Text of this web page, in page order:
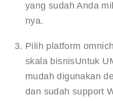
yang sudah Anda
nya.
Pilih platform
skala bisnisUntuk
mudah digunakan
dan sudah support